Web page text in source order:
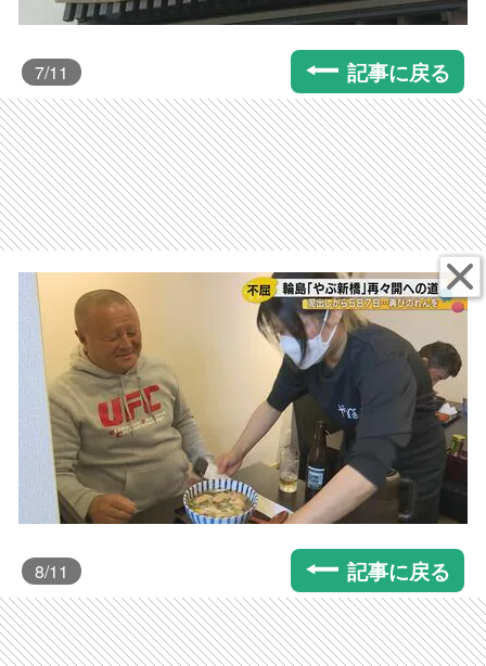
7/11 記事に戻る
8/11 記事に戻る